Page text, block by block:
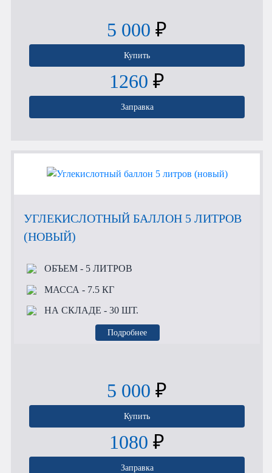
5 000 ₽
Купить
1260 ₽
Заправка
УГЛЕКИСЛОТНЫЙ БАЛЛОН 5 ЛИТРОВ
(НОВЫЙ)
ОБЪЕМ- 5 ЛИТРОВ
МАССА - 7.5 КГ
НА СКЛАДЕ - 30 ШТ.
Подробнее
5 000 ₽
Купить
1080 ₽
Заправка